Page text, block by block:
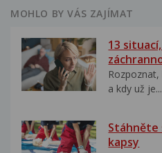
MOHLO BY VÁS ZAJÍMAT
13
a kdy už je...
Stáhněte
kapsy